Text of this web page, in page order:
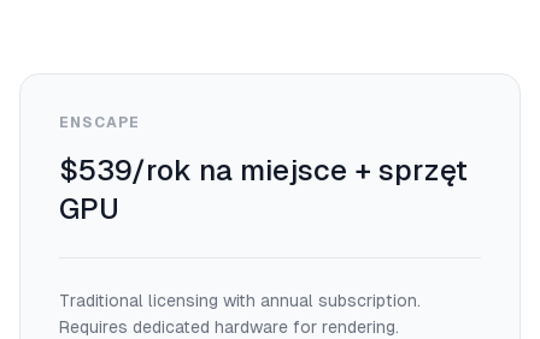
ENSCAPE
$539/rok na miejsce + sprzęt
GPU
Traditional licensing with annual subscription.
Requires dedicated hardware for rendering.